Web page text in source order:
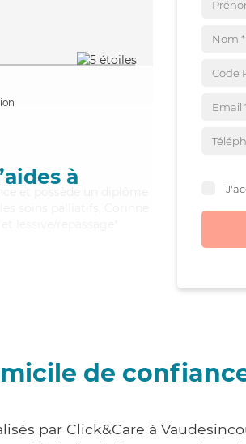
à
et possède un diplôme
soins palliatifs, Corinne
de
par Click&Care à